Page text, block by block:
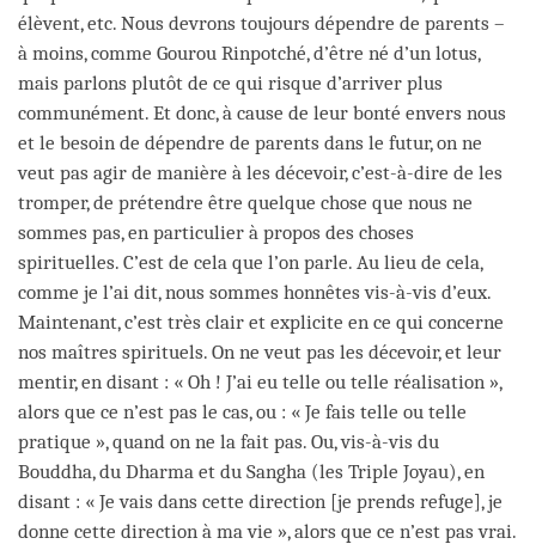
élèvent, etc. Nous devrons toujours dépendre de parents –
à moins, comme Gourou Rinpotché, d’être né d’un lotus,
mais parlons plutôt de ce qui risque d’arriver plus
communément. Et donc, à cause de leur bonté envers nous
et le besoin de dépendre de parents dans le futur, on ne
veut pas agir de manière à les décevoir, c’est-à-dire de les
tromper, de prétendre être quelque chose que nous ne
sommes pas, en particulier à propos des choses
spirituelles. C’est de cela que l’on parle. Au lieu de cela,
comme je l’ai dit, nous sommes honnêtes vis-à-vis d’eux.
Maintenant, c’est très clair et explicite en ce qui concerne
nos maîtres spirituels. On ne veut pas les décevoir, et leur
mentir, en disant : « Oh ! J’ai eu telle ou telle réalisation »,
alors que ce n’est pas le cas, ou : « Je fais telle ou telle
pratique », quand on ne la fait pas. Ou, vis-à-vis du
Bouddha, du Dharma et du Sangha (les Triple Joyau), en
disant : « Je vais dans cette direction [je prends refuge], je
donne cette direction à ma vie », alors que ce n’est pas vrai.